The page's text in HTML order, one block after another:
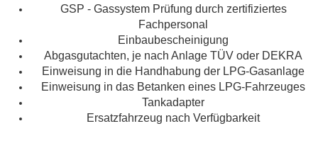
GSP - Gassystem Prüfung durch zertifiziertes
Fachpersonal
Einbaubescheinigung
Abgasgutachten, je nach Anlage TÜV oder DEKRA
Einweisung in die Handhabung der LPG-Gasanlage
Einweisung in das Betanken eines LPG-Fahrzeuges
Tankadapter
Ersatzfahrzeug nach Verfügbarkeit